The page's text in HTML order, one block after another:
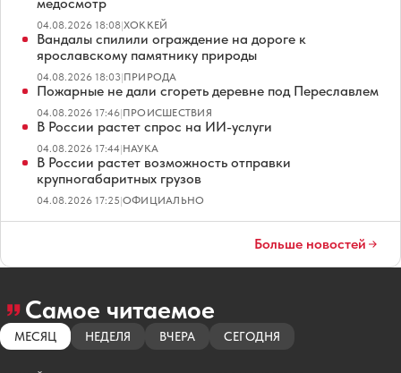
04.08.2026 18:08|ХОККЕЙ
Вандалы спилили ограждение на дороге к
ярославскому памятнику природы
04.08.2026 18:03|ПРИРОДА
Пожарные не дали сгореть деревне под Переславлем
04.08.2026 17:46|ПРОИСШЕСТВИЯ
В России растет спрос на ИИ-услуги
04.08.2026 17:44|НАУКА
В России растет возможность отправки
крупногабаритных грузов
04.08.2026 17:25|ОФИЦИАЛЬНО
Больше новостей
Самое читаемое
МЕСЯЦ НЕДЕЛЯ ВЧЕРА СЕГОДНЯ